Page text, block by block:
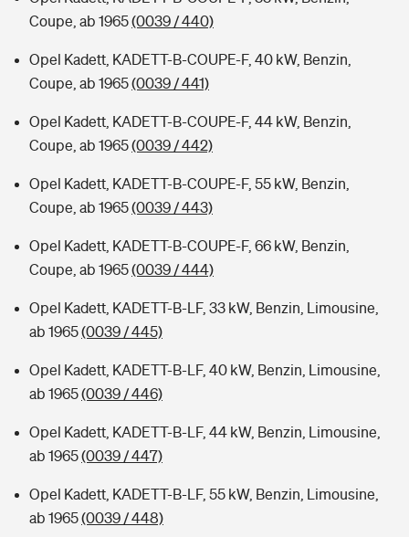
Coupe, ab 1965(0039 / 440)
Opel Kadett, KADETT-B-COUPE-F, 40 kW, Benzin,
Coupe, ab 1965(0039 / 441)
Opel Kadett, KADETT-B-COUPE-F, 44 kW, Benzin,
Coupe, ab 1965(0039 / 442)
Opel Kadett, KADETT-B-COUPE-F, 55 kW, Benzin,
Coupe, ab 1965(0039 / 443)
Opel Kadett, KADETT-B-COUPE-F, 66 kW, Benzin,
Coupe, ab 1965(0039 / 444)
Opel Kadett, KADETT-B-LF, 33 kW, Benzin, Limousine,
ab 1965(0039 / 445)
Opel Kadett, KADETT-B-LF, 40 kW, Benzin, Limousine,
ab 1965(0039 / 446)
Opel Kadett, KADETT-B-LF, 44 kW, Benzin, Limousine,
ab 1965(0039 / 447)
Opel Kadett, KADETT-B-LF, 55 kW, Benzin, Limousine,
ab 1965(0039 / 448)